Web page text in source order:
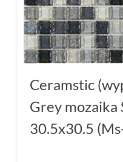
Ceramstic
Grey mozaika
30.5x30.5